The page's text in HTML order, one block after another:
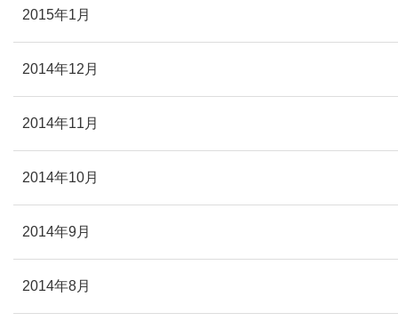
2015年1月
2014年12月
2014年11月
2014年10月
2014年9月
2014年8月